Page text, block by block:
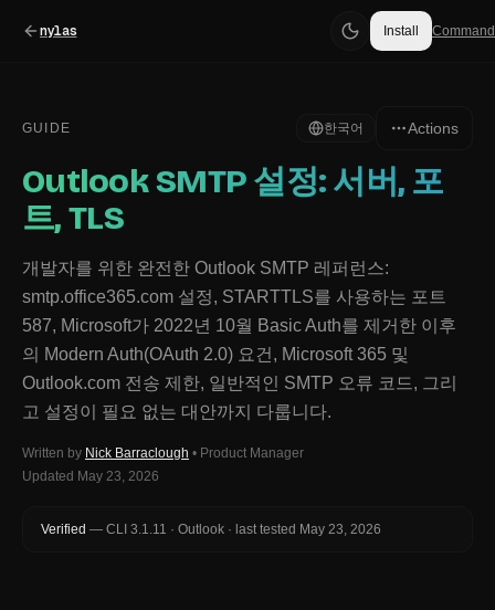
nylas Install
GUIDE 한국어 Actions
Outlook SMTP 설정: 서버, 포
트, TLS
개발자를 위한 완전한 Outlook SMTP 레퍼런스:
smtp.office365.com 설정, STARTTLS를 사용하는 포트
587, Microsoft가 2022년 10월 Basic Auth를 제거한 이후
의 Modern Auth(OAuth 2.0) 요건, Microsoft 365 및
Outlook.com 전송 제한, 일반적인 SMTP 오류 코드, 그리
고 설정이 필요 없는 대안까지 다룹니다.
Written by Nick Barraclough • Product Manager
Updated May 23, 2026
Verified — CLI 3.1.11 · Outlook · last tested May 23, 2026